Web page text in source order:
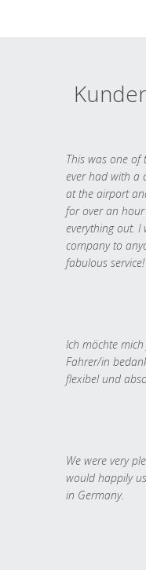
This was one of
ever had with a
at the airport
for over an
everything out.
company to
fabulous service!
Ich möchte
Fahrer/in
flexibel und
We were very
would happily
in Germany.